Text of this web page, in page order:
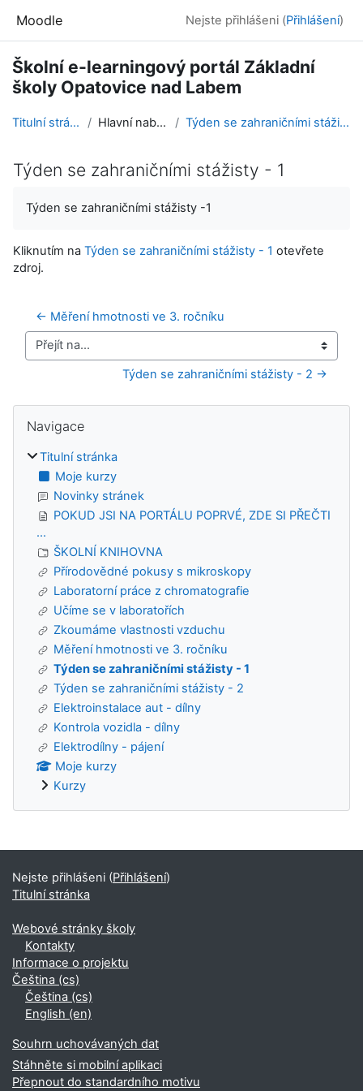
Moodle Nejste přihlášeni (Přihlášení)
Školní e-learningový portál Základní
školy Opatovice nad Labem
Titulní stránka Hlavní nabídka Týden se zahraničními stážisty - 1
Týden se zahraničními stážisty - 1
Týden se zahraničními stážisty -1
Kliknutím na Týden se zahraničními stážisty - 1 otevřete
zdroj.
← Měření hmotnosti ve 3. ročníku
Přejít na...
Týden se zahraničními stážisty - 2 →
Bloky
Navigace
Titulní stránka
Moje kurzy
Novinky stránek
POKUD JSI NA PORTÁLU POPRVÉ, ZDE SI PŘEČTI
...
ŠKOLNÍ KNIHOVNA
Přírodovědné pokusy s mikroskopy
Laboratorní práce z chromatografie
Učíme se v laboratořích
Zkoumáme vlastnosti vzduchu
Měření hmotnosti ve 3. ročníku
Týden se zahraničními stážisty - 1
Týden se zahraničními stážisty - 2
Elektroinstalace aut - dílny
Kontrola vozidla - dílny
Elektrodílny - pájení
Moje kurzy
Kurzy
Bloky
Nejste přihlášeni (Přihlášení)
Titulní stránka
Webové stránky školy
Kontakty
Informace o projektu
Čeština ‎(cs)‎
Čeština ‎(cs)‎
English ‎(en)‎
Souhrn uchovávaných dat
Stáhněte si mobilní aplikaci
Přepnout do standardního motivu